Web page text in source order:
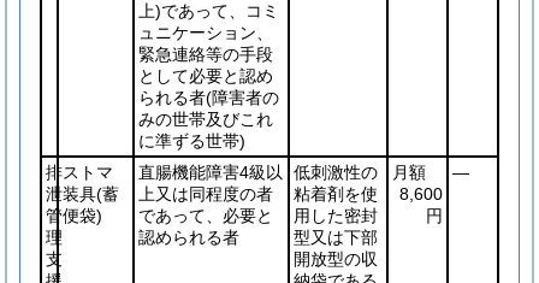
上)であって、コミ
ュニケーション、
緊急連絡等の手段
として必要と認め
られる者(障害者の
みの世帯及びこれ
に準ずる世帯)
排
泄
管
理
支
ストマ
装具(蓄
便袋)
直腸機能障害4級以
上又は同程度の者
であって、必要と
認められる者
低刺激性の
粘着剤を使
用した密封
型又は下部
開放型の収
月額
8,600
円
―